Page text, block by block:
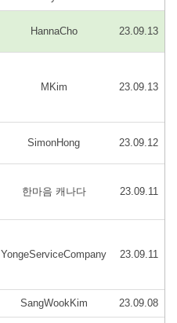
HannaCho 23.09.13
MKim 23.09.13
SimonHong 23.09.12
한마음 캐나다 23.09.11
YongeServiceCompany 23.09.11
SangWookKim 23.09.08